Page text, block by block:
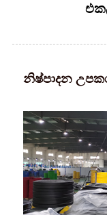
නිෂ්පාදන